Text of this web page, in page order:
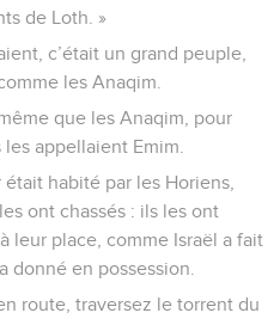
de Loth. »
c’était un grand peuple,
les Anaqim.
que les Anaqim, pour
appellaient Emim.
habité par les Horiens,
ont chassés : ils les ont
leur place, comme Israël a fait
donné en possession.
route, traversez le torrent du